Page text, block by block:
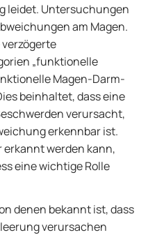
leidet. Untersuchungen
am Magen.
verzögerte
„funktionelle
Magen-Darm-
beinhaltet, dass eine
verursacht,
erkennbar ist.
werden kann,
eine wichtige Rolle
denen bekannt ist, dass
verursachen